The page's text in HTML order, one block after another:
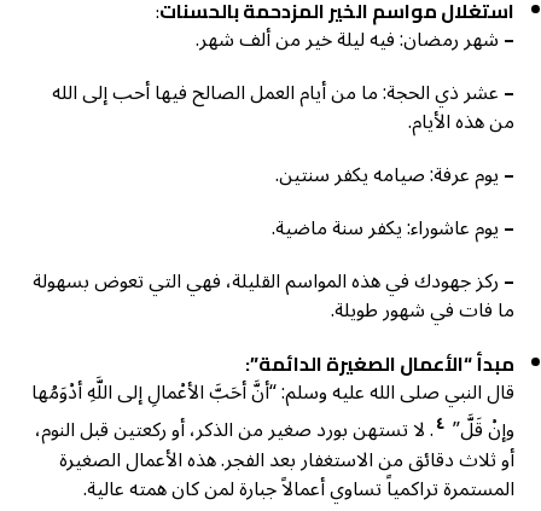
استغلال مواسم الخير المزدحمة بالحسنات:
–شهر رمضان: فيه ليلة خير من ألف شهر.
–عشر ذي الحجة: ما من أيام العمل الصالح فيها أحب إلى الله
من هذه الأيام.
–يوم عرفة: صيامه يكفر سنتين.
–يوم عاشوراء: يكفر سنة ماضية.
–ركز جهودك في هذه المواسم القليلة، فهي التي تعوض بسهولة
ما فات في شهور طويلة.
مبدأ “الأعمال الصغيرة الدائمة”:
قال النبي صلى الله عليه وسلم: “أنَّ أحَبَّ الأعْمالِ إلى اللَّهِ أدْوَمُها
وإنْ قَلَّ” ٤. لا تستهن بورد صغير من الذكر، أو ركعتين قبل النوم،
أو ثلاث دقائق من الاستغفار بعد الفجر. هذه الأعمال الصغيرة
المستمرة تراكمياً تساوي أعمالاً جبارة لمن كان همته عالية.